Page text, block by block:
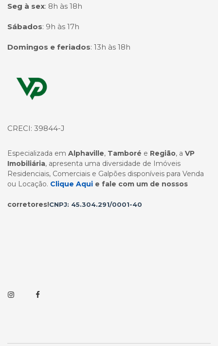
Seg à sex: 8h às 18h
Sábados: 9h às 17h
Domingos e feriados: 13h às 18h
Página inicial
CRECI: 39844-J
Especializada em Alphaville, Tamboré e Região, a VP
Imobiliária, apresenta uma diversidade de Imóveis
Residenciais, Comerciais e Galpões disponíveis para Venda
ou Locação. Clique Aqui e fale com um de nossos
corretores!CNPJ: 45.304.291/0001-40
InstagramFacebook